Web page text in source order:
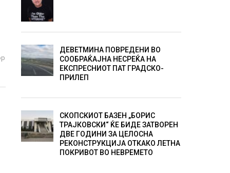
ДЕВЕТМИНА ПОВРЕДЕНИ ВО
СООБРАЌАЈНА НЕСРЕЌА НА
ЕКСПРЕСНИОТ ПАТ ГРАДСКО-
ПРИЛЕП
СКОПСКИОТ БАЗЕН „БОРИС
ТРАЈКОВСКИ“ ЌЕ БИДЕ ЗАТВОРЕН
ДВЕ ГОДИНИ ЗА ЦЕЛОСНА
РЕКОНСТРУКЦИЈА ОТКАКО ЛЕТНА
ПОКРИВОТ ВО НЕВРЕМЕТО